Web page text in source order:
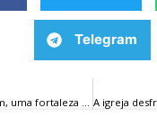
Telegram